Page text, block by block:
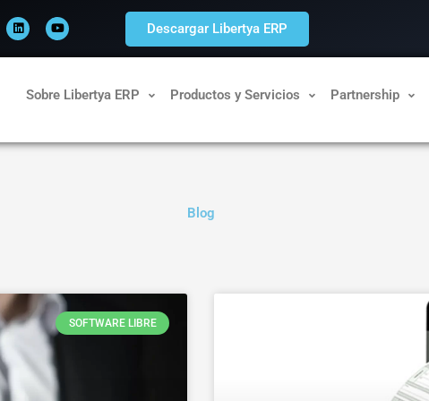
i
n
k
e
o
u
t
u
Descargar Libertya ERP
Sobre Libertya ERP Productos y Servicios Partnership
Blog
SOFTWARE LIBRE